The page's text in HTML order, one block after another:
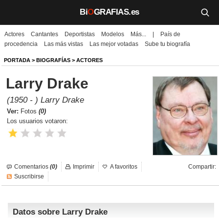
BiOGRAFIAS.es
Biografías
Películas
TV
Música
Un día como hoy
Galerías
Iniciar sesión
Actores Cantantes Deportistas Modelos Más...
País de
procedencia
Las más vistas Las mejor votadas Sube tu biografía
PORTADA > BIOGRAFÍAS > ACTORES
Larry Drake
(1950 - ) Larry Drake
Ver: Fotos (0)
Los usuarios votaron:
Comentarios (0) Compartir:
Imprimir
A favoritos
Suscribirse
Datos sobre Larry Drake